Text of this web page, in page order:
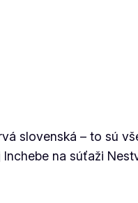
slovenská – to sú
na súťaži